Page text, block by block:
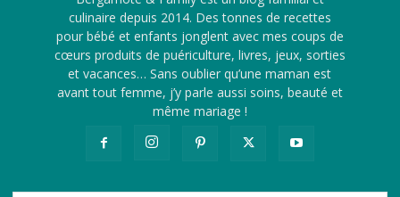
culinaire depuis 2014. Des tonnes de recettes
pour bébé et enfants jonglent avec mes coups de
cœurs produits de puériculture, livres, jeux, sorties
et vacances… Sans oublier qu’une maman est
avant tout femme, j’y parle aussi soins, beauté et
même mariage !